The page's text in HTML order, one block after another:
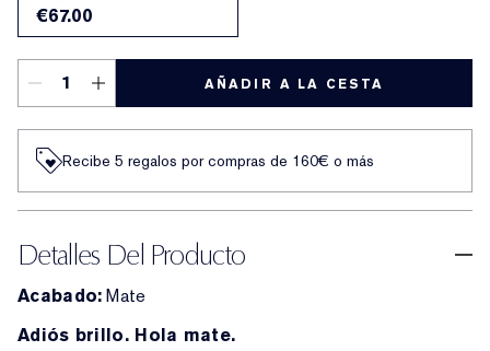
€67.00
AÑADIR A LA CESTA
Recibe 5 regalos por compras de 160€ o más
Detalles Del Producto
Acabado: Mate
Adiós brillo. Hola mate.